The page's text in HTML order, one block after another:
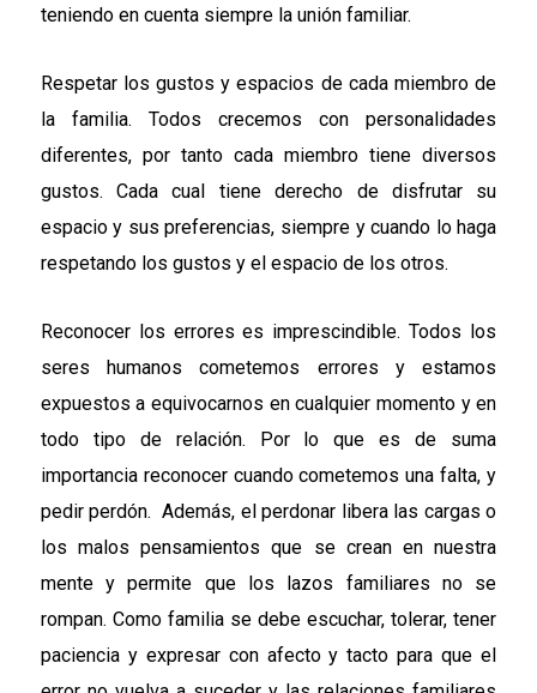
teniendo en cuenta siempre la unión familiar.
Respetar los gustos y espacios de cada miembro de
la familia. Todos crecemos con personalidades
diferentes, por tanto cada miembro tiene diversos
gustos. Cada cual tiene derecho de disfrutar su
espacio y sus preferencias, siempre y cuando lo haga
respetando los gustos y el espacio de los otros.
Reconocer los errores es imprescindible. Todos los
seres humanos cometemos errores y estamos
expuestos a equivocarnos en cualquier momento y en
todo tipo de relación. Por lo que es de suma
importancia reconocer cuando cometemos una falta, y
pedir perdón. Además, el perdonar libera las cargas o
los malos pensamientos que se crean en nuestra
mente y permite que los lazos familiares no se
rompan. Como familia se debe escuchar, tolerar, tener
paciencia y expresar con afecto y tacto para que el